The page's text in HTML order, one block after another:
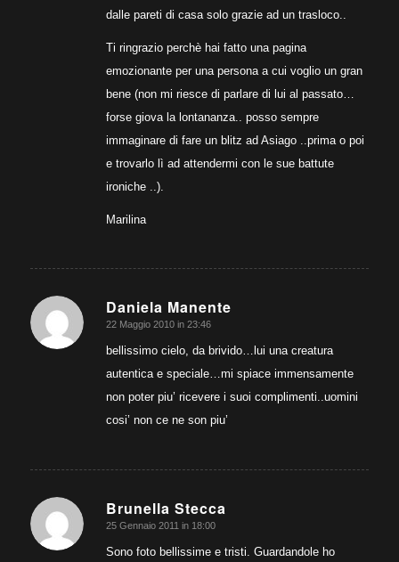
dalle pareti di casa solo grazie ad un trasloco..
Ti ringrazio perchè hai fatto una pagina
emozionante per una persona a cui voglio un gran
bene (non mi riesce di parlare di lui al passato…
forse giova la lontananza.. posso sempre
immaginare di fare un blitz ad Asiago ..prima o poi
e trovarlo lì ad attendermi con le sue battute
ironiche ..).
Marilina
Daniela Manente
dice:
22 Maggio 2010 in 23:46
bellissimo cielo, da brivido…lui una creatura
autentica e speciale…mi spiace immensamente
non poter piu’ ricevere i suoi complimenti..uomini
cosi’ non ce ne son piu’
Brunella Stecca
dice:
25 Gennaio 2011 in 18:00
Sono foto bellissime e tristi. Guardandole ho